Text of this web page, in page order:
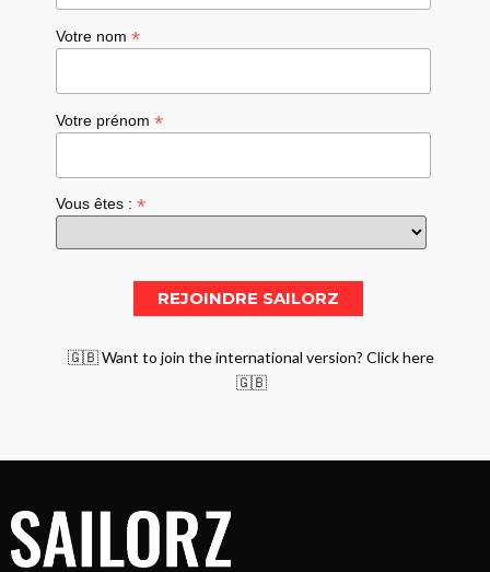
Votre nom*
Votre prénom*
Vous êtes :*
🇬🇧 Want to join the international version? Click here
🇬🇧